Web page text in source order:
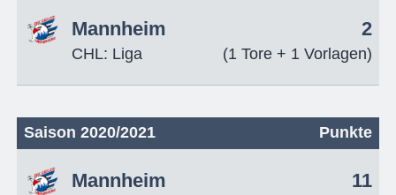
Mannheim
CHL: Liga
2
(1 Tore + 1 Vorlagen)
Saison 2020/2021 Punkte
Mannheim 11